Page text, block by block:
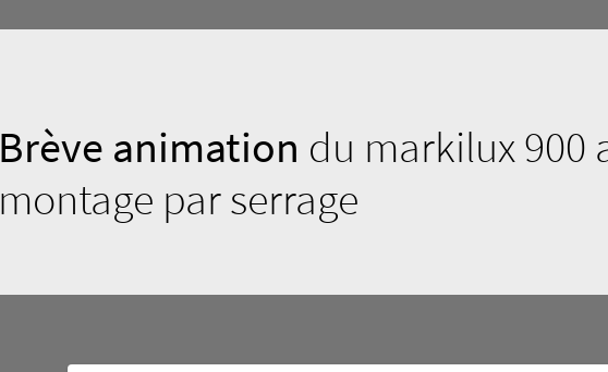
Brève animation du markilux 900
montage par serrage